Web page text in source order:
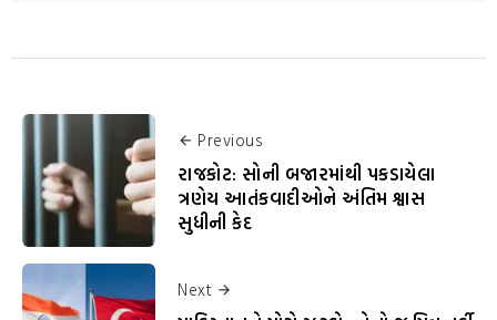
Previous
રાજકોટ: સોની બજારમાંથી પકડાયેલા
ત્રણેય આતંકવાદીઓને અંતિમ શ્વાસ
સુધીની કેદ
Next